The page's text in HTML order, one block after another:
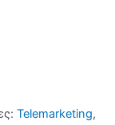
Telemarketing,